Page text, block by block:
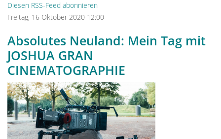
Diesen RSS-Feed abonnieren
Freitag, 16 Oktober 2020 12:00
Absolutes Neuland: Mein Tag mit
JOSHUA GRAN
CINEMATOGRAPHIE